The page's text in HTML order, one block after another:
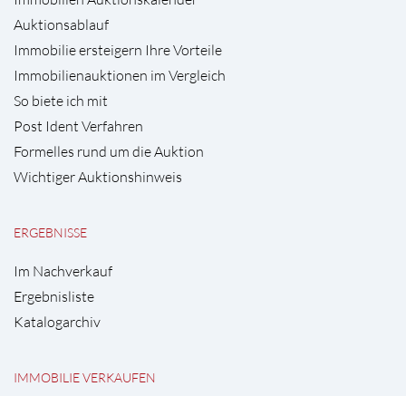
Auktionsablauf
Immobilie ersteigern Ihre Vorteile
Immobilienauktionen im Vergleich
So biete ich mit
Post Ident Verfahren
Formelles rund um die Auktion
Wichtiger Auktionshinweis
ERGEBNISSE
Im Nachverkauf
Ergebnisliste
Katalogarchiv
IMMOBILIE VERKAUFEN